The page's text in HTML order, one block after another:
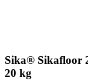
Sika® Sikafloor
20 kg